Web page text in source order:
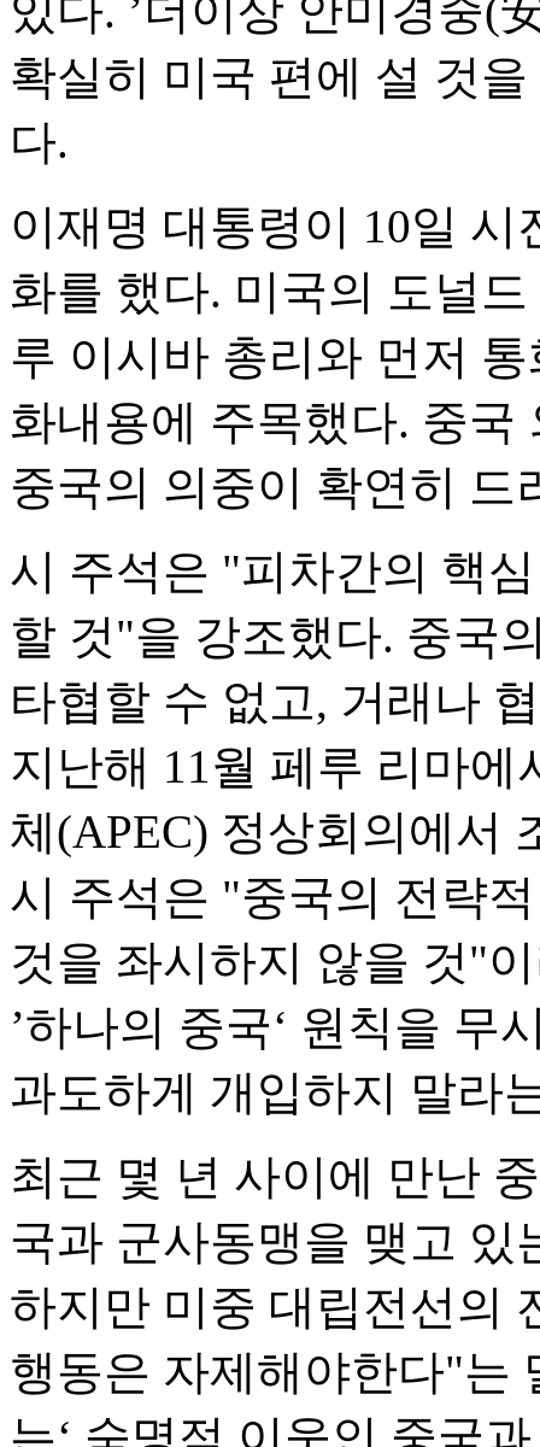
있다. ’더이상 안미경중(
확실히 미국 편에 설 것
다.
이재명 대통령이 10일
화를 했다. 미국의 도널
루 이시바 총리와 먼저
화내용에 주목했다. 중국
중국의 의중이 확연히 드
시 주석은 "피차간의 핵
할 것"을 강조했다. 중국
타협할 수 없고, 거래나
지난해 11월 페루 리마
체(APEC) 정상회의에서
시 주석은 "중국의 전략
것을 좌시하지 않을 것"
’하나의 중국‘ 원칙을 무
과도하게 개입하지 말라
최근 몇 년 사이에 만난
국과 군사동맹을 맺고 있
하지만 미중 대립전선의
행동은 자제해야한다"는